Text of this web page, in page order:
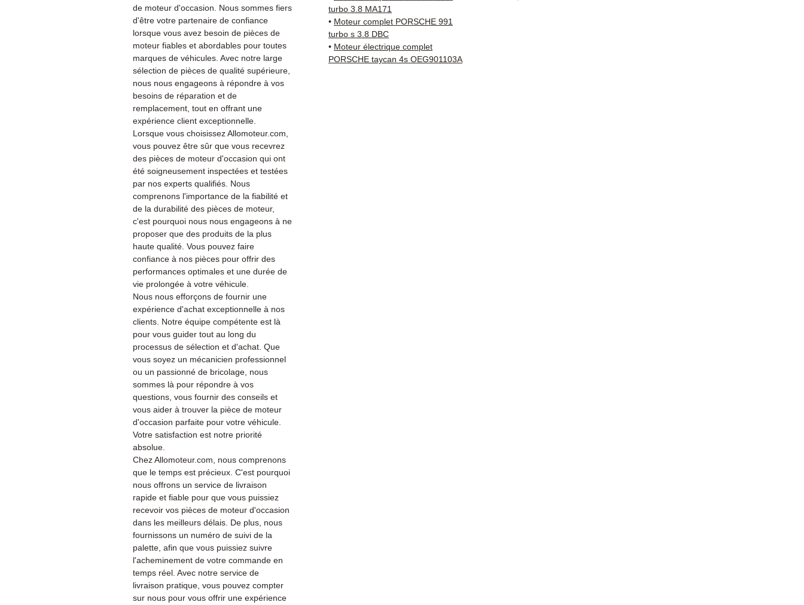
de moteur d'occasion. Nous sommes fiers
d'être votre partenaire de confiance
lorsque vous avez besoin de pièces de
moteur fiables et abordables pour toutes
marques de véhicules. Avec notre large
sélection de pièces de qualité supérieure,
nous nous engageons à répondre à vos
besoins de réparation et de
remplacement, tout en offrant une
expérience client exceptionnelle.
Lorsque vous choisissez Allomoteur.com,
vous pouvez être sûr que vous recevrez
des pièces de moteur d'occasion qui ont
été soigneusement inspectées et testées
par nos experts qualifiés. Nous
comprenons l'importance de la fiabilité et
de la durabilité des pièces de moteur,
c'est pourquoi nous nous engageons à ne
proposer que des produits de la plus
haute qualité. Vous pouvez faire
confiance à nos pièces pour offrir des
performances optimales et une durée de
vie prolongée à votre véhicule.
Nous nous efforçons de fournir une
expérience d'achat exceptionnelle à nos
clients. Notre équipe compétente est là
pour vous guider tout au long du
processus de sélection et d'achat. Que
vous soyez un mécanicien professionnel
ou un passionné de bricolage, nous
sommes là pour répondre à vos
questions, vous fournir des conseils et
vous aider à trouver la pièce de moteur
d'occasion parfaite pour votre véhicule.
Votre satisfaction est notre priorité
absolue.
Chez Allomoteur.com, nous comprenons
que le temps est précieux. C'est pourquoi
nous offrons un service de livraison
rapide et fiable pour que vous puissiez
recevoir vos pièces de moteur d'occasion
dans les meilleurs délais. De plus, nous
fournissons un numéro de suivi de la
palette, afin que vous puissiez suivre
l'acheminement de votre commande en
temps réel. Avec notre service de
livraison pratique, vous pouvez compter
sur nous pour vous offrir une expérience
turbo 3.8 MA171
• Moteur complet PORSCHE 991
turbo s 3.8 DBC
• Moteur électrique complet
PORSCHE taycan 4s OEG901103A